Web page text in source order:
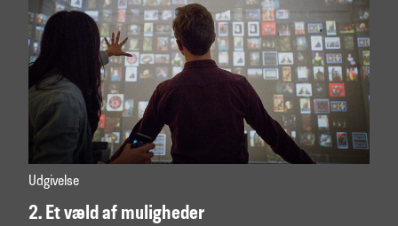
Udgivelse
2. Et væld af muligheder